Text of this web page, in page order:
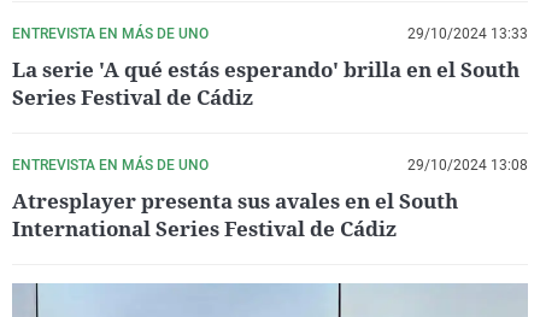
ENTREVISTA EN MÁS DE UNO 29/10/2024 13:33
La serie 'A qué estás esperando' brilla en el South
Series Festival de Cádiz
ENTREVISTA EN MÁS DE UNO 29/10/2024 13:08
Atresplayer presenta sus avales en el South
International Series Festival de Cádiz